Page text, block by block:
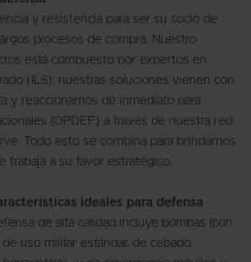
y resistencia para ser su socio de
procesos de compra. Nuestro
está compuesto por expertos en
(ILS), nuestras soluciones vienen con
y reaccionamos de inmediato para
(OPDEF) a través de nuestra red
Todo esto se combina para brindarnos
trabaja a su favor estratégico.
ideales para defensa
de alta calidad incluye bombas (con
uso militar estándar, de cebado,